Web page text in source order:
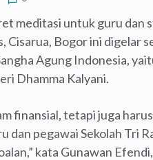
meditasi untuk guru dan
Cisarua, Bogor ini digelar
Agung Indonesia,
Dhamma Kalyani.
finansial, tetapi juga
dan pegawai Sekolah Tri
kata Gunawan